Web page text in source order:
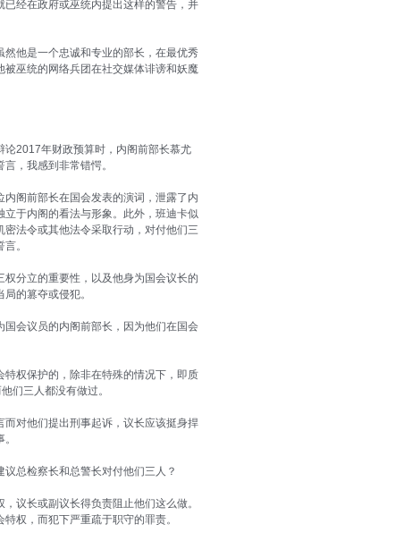
经在政府或巫统内提出这样的警告，并
他是一个忠诚和专业的部长，在最优秀
巫统的网络兵团在社交媒体诽谤和妖魔
论2017年财政预算时，内阁前部长慕尤
，我感到非常错愕。
阁前部长在国会发表的演词，泄露了内
于内阁的看法与形象。此外，班迪卡似
法令或其他法令采取行动，对付他们三
。
分立的重要性，以及他身为国会议长的
的篡夺或侵犯。
会议员的内阁前部长，因为他们在国会
权保护的，除非在特殊的情况下，即质
们三人都没有做过。
对他们提出刑事起诉，议长应该挺身捍
总检察长和总警长对付他们三人？
议长或副议长得负责阻止他们这么做。
权，而犯下严重疏于职守的罪责。